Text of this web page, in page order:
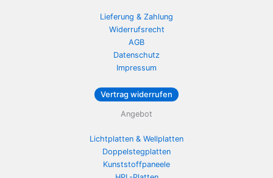
Lieferung & Zahlung
Widerrufsrecht
AGB
Datenschutz
Impressum
Vertrag widerrufen
Angebot
Lichtplatten & Wellplatten
Doppelstegplatten
Kunststoffpaneele